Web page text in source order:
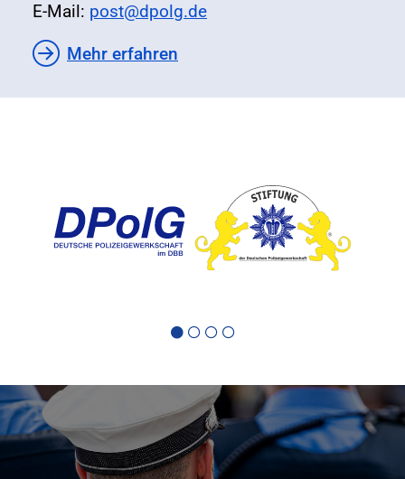
E-Mail: post@dpolg.de
Mehr erfahren